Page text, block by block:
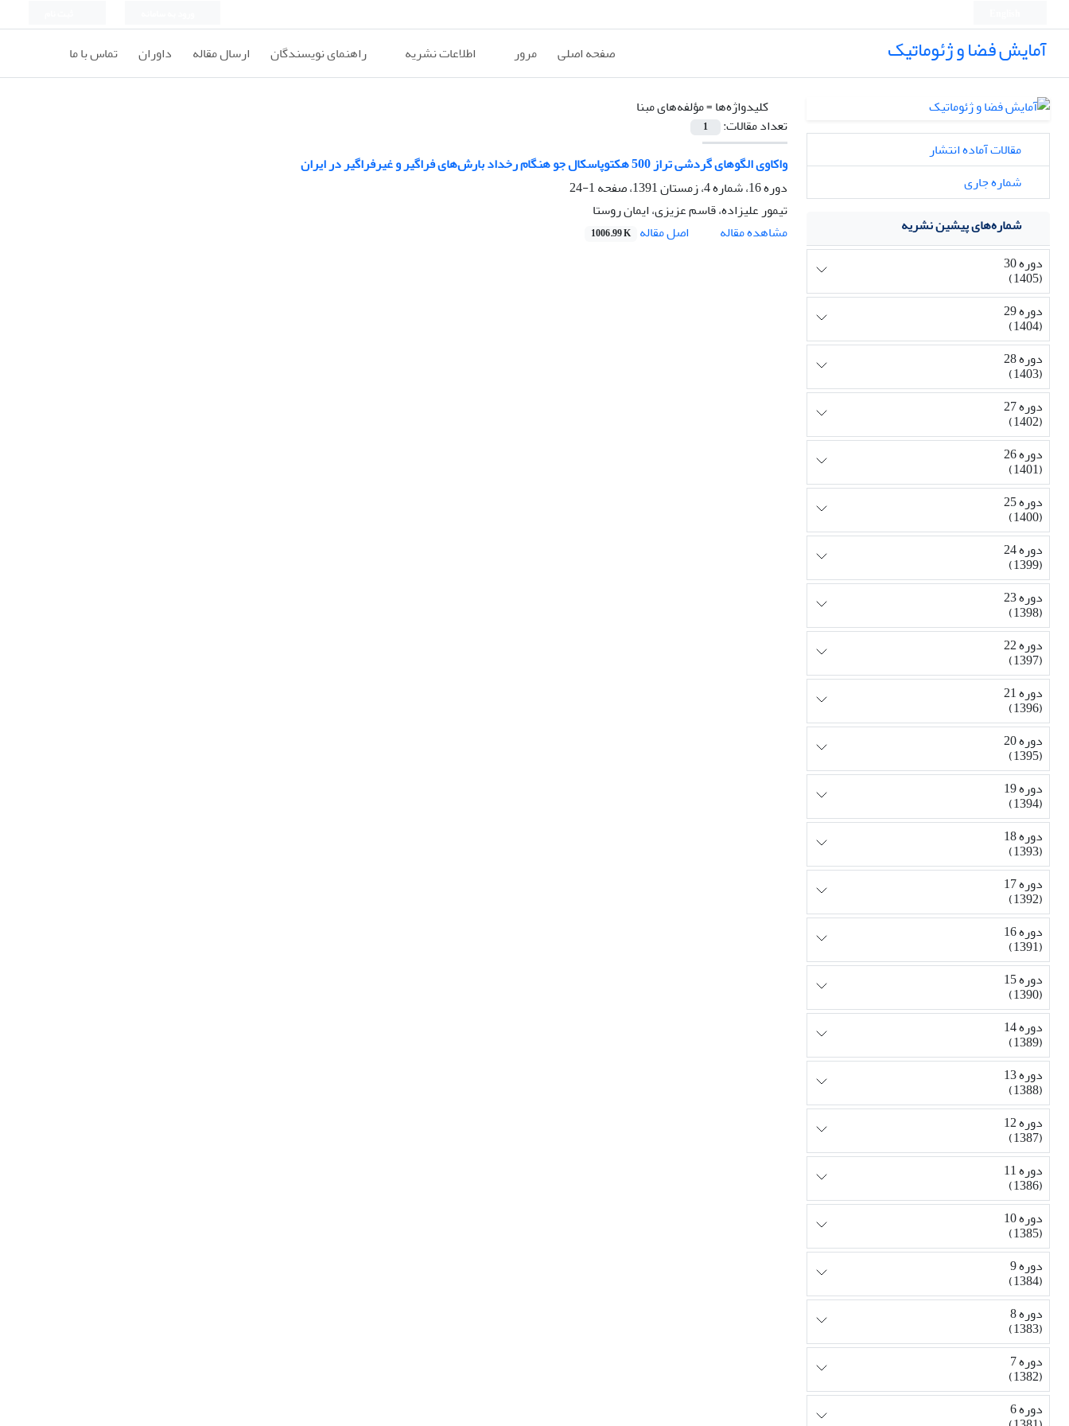
آمایش فضا و ژئوماتیک صفحه اصلی مرور اطلاعات نشریه راهنمای نویسندگان ارسال مقاله داوران تماس با ما
کلیدواژه‌ها =مؤلفه‌های مبنا
تعداد مقالات:
1
واکاوی الگوهای گردشی تراز 500 هکتوپاسکال جو هنگام رخداد بارش‌های فراگیر و غیر‌فراگیر در ایران
دوره 16، شماره 4، زمستان 1391، صفحه
1-24
تیمور علیزاده، قاسم عزیزی، ایمان روستا
مشاهده مقاله
اصل مقاله 1006.99 K
مقالات آماده انتشار
شماره جاری
شماره‌های پیشین نشریه
دوره 30
(1405)
دوره 29
(1404)
دوره 28
(1403)
دوره 27
(1402)
دوره 26
(1401)
دوره 25
(1400)
دوره 24
(1399)
دوره 23
(1398)
دوره 22
(1397)
دوره 21
(1396)
دوره 20
(1395)
دوره 19
(1394)
دوره 18
(1393)
دوره 17
(1392)
دوره 16
(1391)
دوره 15
(1390)
دوره 14
(1389)
دوره 13
(1388)
دوره 12
(1387)
دوره 11
(1386)
دوره 10
(1385)
دوره 9
(1384)
دوره 8
(1383)
دوره 7
(1382)
دوره 6